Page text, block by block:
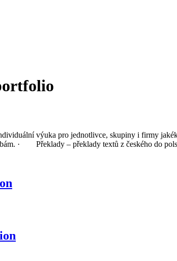
výuka pro jednotlivce, skupiny i firmy
· Překlady – překlady textů z českého